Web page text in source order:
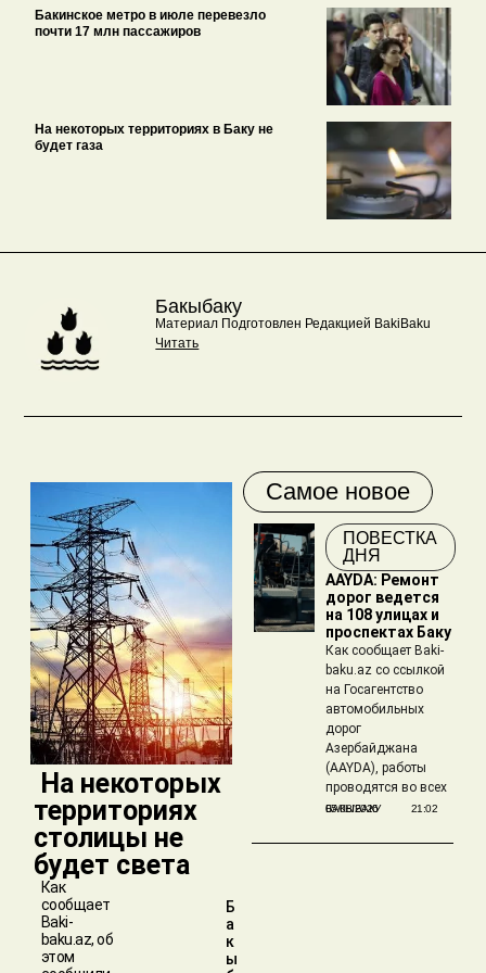
Бакинское метро в июле перевезло
почти 17 млн пассажиров
На некоторых территориях в Баку не
будет газа
Бакыбаку
Материал Подготовлен Редакцией BakiBaku
Читать
​ На некоторых
территориях
столицы не
будет света
Как
сообщает
Baki-
baku.az, об
этом
Б
а
к
ы
Самое новое
ПОВЕСТКА
ДНЯ
AAYDA: Ремонт
дорог ведется
на 108 улицах и
проспектах Баку
Как сообщает Baki-
baku.az со ссылкой
на Госагентство
автомобильных
дорог
Азербайджана
(AAYDA), работы
проводятся во всех
БАКЫБАКУ
05/08/2026 21:02